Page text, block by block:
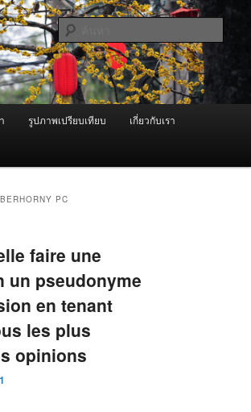
รื่องพ่นหมอกควัน Best
One และ อะไหล่
อกควัน คุณภาพดี บริการด้วยความจริงใจ
รูปภาพเปรียบเทียบ เกี่ยวกับเรา
PC
faire une
un pseudonyme
en tenant
les plus
opinions